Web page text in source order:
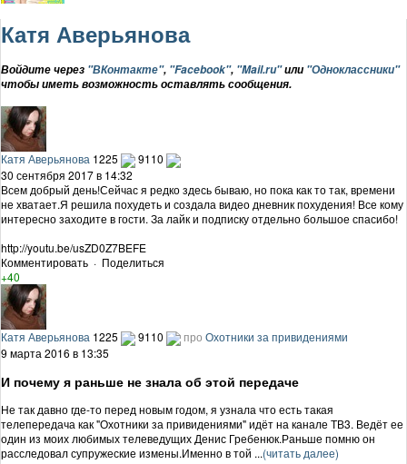
Катя Аверьянова
Войдите через "ВКонтакте", "Facebook", "Mail.ru"или "Одноклассники"
чтобы иметь возможность оставлять сообщения.
Катя Аверьянова 1225
9110
30 сентября 2017 в 14:32
Всем добрый день!Сейчас я редко здесь бываю, но пока как то так, времени
не хватает.Я решила похудеть и создала видео дневник похудения! Все кому
интересно заходите в гости. За лайк и подписку отдельно большое спасибо!
http://youtu.be/usZD0Z7BEFE
Комментировать · Поделиться
+40
Катя Аверьянова 1225 9110 про Охотники за привидениями
9 марта 2016 в 13:35
И почему я раньше не знала об этой передаче
Не так давно где-то перед новым годом, я узнала что есть такая
телепередача как "Охотники за привидениями" идёт на канале ТВ3. Ведёт ее
один из моих любимых телеведущих Денис Гребенюк.Раньше помню он
расследовал супружеские измены.Именно в той ...(читать далее)